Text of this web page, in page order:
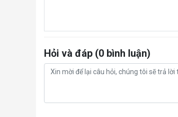
Hỏi và đáp (0 bình luận)